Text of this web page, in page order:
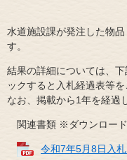
水道施設課が発注した物
す。
結果の詳細については、
ックすると入札経過表等を
なお、掲載から1年を経過
関連書類 ※ダウンロード
令和7年5月8日入